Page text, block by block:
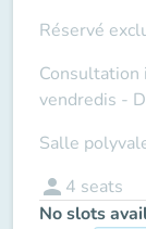
Réservé
vendredis -
Salle
person 4 seats
No slots